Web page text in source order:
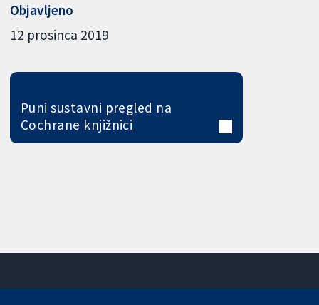
Objavljeno
12 prosinca 2019
Puni sustavni pregled na
Cochrane knjižnici